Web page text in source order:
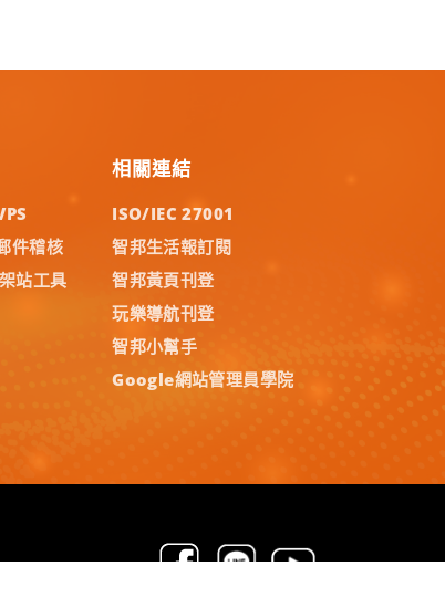
件稽核
站工具
相關連結
ISO/IEC 27001
智邦生活報訂閱
智邦黃頁刊登
玩樂導航刊登
智邦小幫手
Google網站管理員學院